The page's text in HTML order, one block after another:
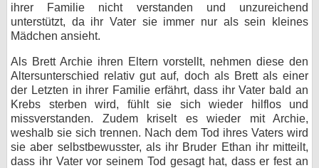
ihrer Familie nicht verstanden und unzureichend
unterstützt, da ihr Vater sie immer nur als sein kleines
Mädchen ansieht.
Als Brett Archie ihren Eltern vorstellt, nehmen diese den
Altersunterschied relativ gut auf, doch als Brett als einer
der Letzten in ihrer Familie erfährt, dass ihr Vater bald an
Krebs sterben wird, fühlt sie sich wieder hilflos und
missverstanden. Zudem kriselt es wieder mit Archie,
weshalb sie sich trennen. Nach dem Tod ihres Vaters wird
sie aber selbstbewusster, als ihr Bruder Ethan ihr mitteilt,
dass ihr Vater vor seinem Tod gesagt hat, dass er fest an